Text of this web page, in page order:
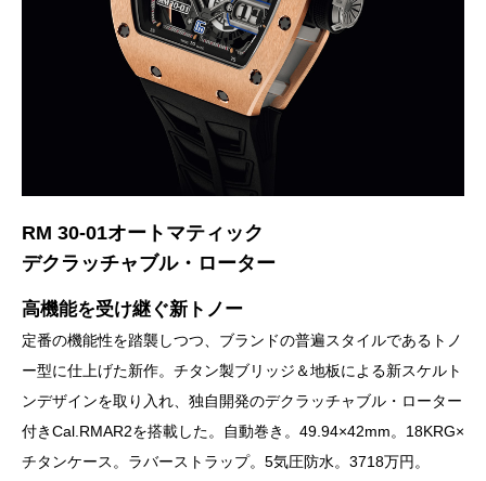
RM 30-01オートマティック
デクラッチャブル・ローター
高機能を受け継ぐ新トノー
定番の機能性を踏襲しつつ、ブランドの普遍スタイルであるトノ
ー型に仕上げた新作。チタン製ブリッジ＆地板による新スケルト
ンデザインを取り入れ、独自開発のデクラッチャブル・ローター
付きCal.RMAR2を搭載した。自動巻き。49.94×42mm。18KRG×
チタンケース。ラバーストラップ。5気圧防水。3718万円。